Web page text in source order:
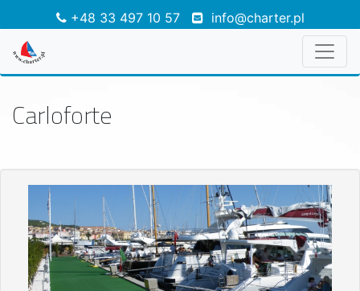
+48 33 497 10 57 info@charter.pl
Carloforte